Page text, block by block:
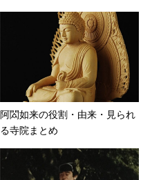
阿閦如来の役割・由来・見られ
る寺院まとめ